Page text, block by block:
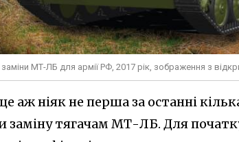
МТ-ЛБ для армії РФ, 2017 рік, зображення з
аж ніяк не перша за останні
заміну тягачам МТ-ЛБ. Для